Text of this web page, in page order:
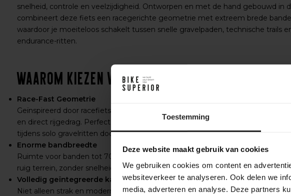
Toestemming
Deze website maakt gebruik van cookies
We gebruiken cookies om content en
websiteverkeer te analyseren. Ook delen we
media, adverteren en analyse. Deze partners
snelheid, controle en veelzijdigheid. Ontworpen en met de hand gebouwd in
combineert deze fiets een racegerichte geometrie met extreem brede
waardoor je moeiteloos schakelt tussen snelle gravelpaden, technische trails
endurance-ritten.
Waarom kiezen voor de Allied Able?
Race-Fast Geometrie
Geïnspireerd door racefietsen, zorgt de scherpe geometrie voor een
en direct rijgedrag. Perfect voor wie wil presteren – of het nu op
tijdens solo gravelritten door de natuur.
Enorme bandbreedte
Ruimte voor banden tot 700c x 57mm of 2.25", zodat je maximale grip en
ruig terrein, zonder snelheid of comfort te verliezen.
Volledig geïntegreerde kabelgeleiding
Niet alleen strak en modern, maar ook onderhoudsvriendelijk en